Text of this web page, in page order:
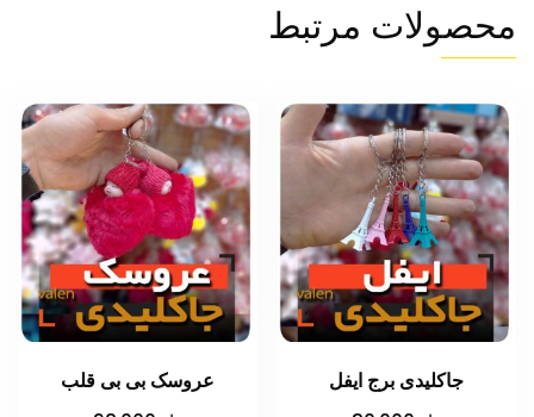
محصولات مرتبط
جاکلیدی برج ایفل عروسک بی بی قلب